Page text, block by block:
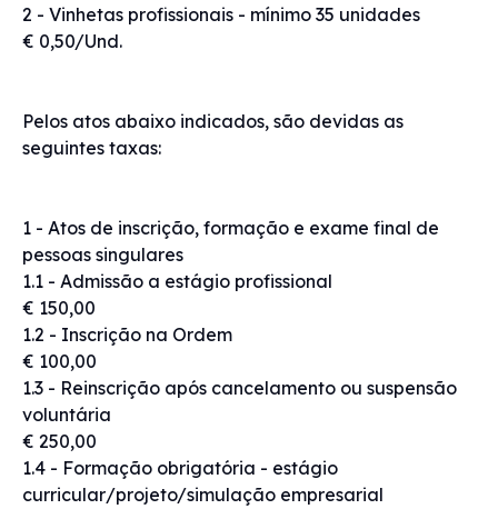
2 - Vinhetas profissionais - mínimo 35 unidades
€ 0,50/Und.
Pelos atos abaixo indicados, são devidas as
seguintes taxas:
1 - Atos de inscrição, formação e exame final de
pessoas singulares
1.1 - Admissão a estágio profissional
€ 150,00
1.2 - Inscrição na Ordem
€ 100,00
1.3 - Reinscrição após cancelamento ou suspensão
voluntária
€ 250,00
1.4 - Formação obrigatória - estágio
curricular/projeto/simulação empresarial